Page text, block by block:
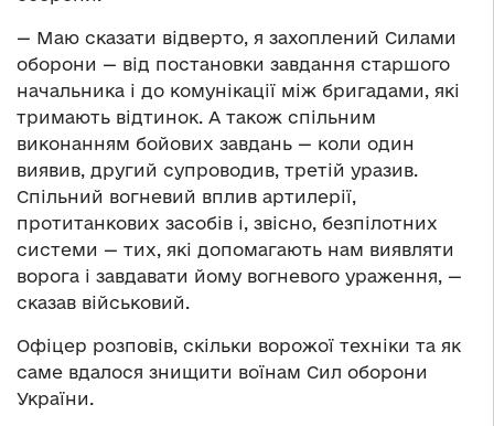
— Маю сказати відверто, я захоплений Силами
оборони — від постановки завдання старшого
начальника і до комунікації між бригадами, які
тримають відтинок. А також спільним
виконанням бойових завдань — коли один
виявив, другий супроводив, третій уразив.
Cпільний вогневий вплив артилерії,
протитанкових засобів і, звісно, безпілотних
системи — тих, які допомагають нам виявляти
ворога і завдавати йому вогневого ураження, —
сказав військовий.
Офіцер розповів, скільки ворожої техніки та як
саме вдалося знищити воїнам Сил оборони
України.